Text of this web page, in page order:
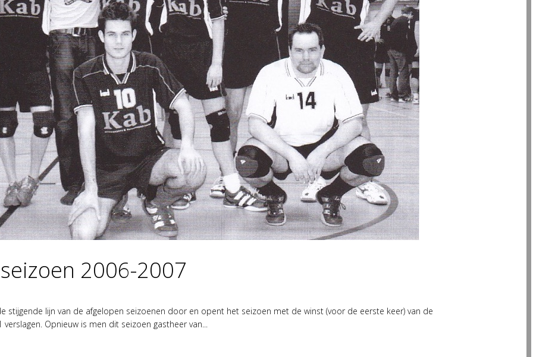
2006-2007
stijgende lijn van de afgelopen seizoenen door en opent het seizoen met de winst (voor de eerste keer) van de
Opnieuw is men dit seizoen gastheer van...